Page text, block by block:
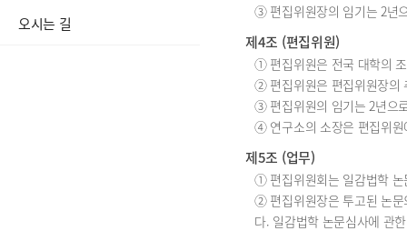
오시는 길
③ 편집위원장의 임기는 2년
제4조 (편집위원)
① 편집위원은 전국 대학의
② 편집위원은 편집위원장의
③ 편집위원의 임기는 2년으
④ 연구소의 소장은 편집위원
제5조 (업무)
① 편집위원회는 일감법학 논
② 편집위원장은 투고된 논문
다. 일감법학 논문심사에 관